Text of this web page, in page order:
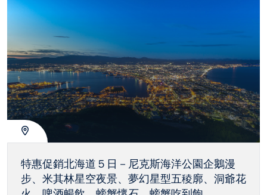
特惠促銷北海道５日－尼克斯海洋公園企鵝漫
步、米其林星空夜景、夢幻星型五稜廓、洞爺花